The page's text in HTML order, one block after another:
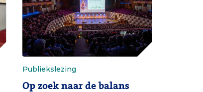
Publiekslezing
Op zoek naar de balans